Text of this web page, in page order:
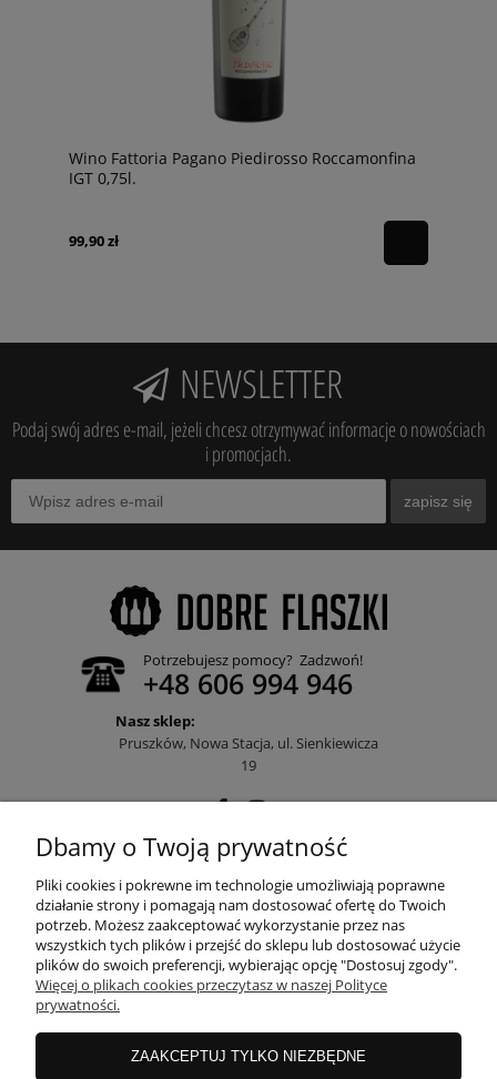
Wino Fattoria Pagano Piedirosso Roccamonfina
IGT 0,75l.
99,90 zł
NEWSLETTER
Podaj swój adres e-mail, jeżeli chcesz otrzymywać informacje o nowościach
i promocjach.
zapisz się
Potrzebujesz pomocy? Zadzwoń!
+48 606 994 946
Nasz sklep:
Pruszków, Nowa Stacja, ul. Sienkiewicza
19
POMOC
MOJE KONTO
PŁATNOŚCI I DOSTAWA
Dbamy o Twoją prywatność
Pliki cookies i pokrewne im technologie umożliwiają poprawne
działanie strony i pomagają nam dostosować ofertę do Twoich
potrzeb. Możesz zaakceptować wykorzystanie przez nas
wszystkich tych plików i przejść do sklepu lub dostosować użycie
plików do swoich preferencji, wybierając opcję "Dostosuj zgody".
Więcej o plikach cookies przeczytasz w naszej Polityce
prywatności.
ZAAKCEPTUJ TYLKO NIEZBĘDNE